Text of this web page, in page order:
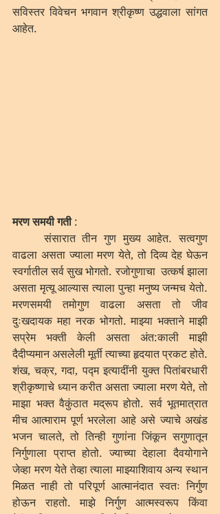
सविस्तर विवेचन भगवान श्रीकृष्ण उद्धवाला सांगत
आहेत.
मरण समयी गती :
	संसारात तीन गुण मुख्य आहेत. सत्वगुण
वाढला असता ज्याला मरण येते, तो दिव्य देह घेऊन
स्वर्गातील सर्व सुख भोगतो. रजोगुणाचा  उत्कर्ष झाला
असता मृत्यू आल्यास त्याला पुन्हा मनुष्य जन्मच येतो.
मरणसमयी तमोगुण वाढला असता तो जीव
दुःखदायक महा नरक भोगतो. माझ्या भक्ताने माझी
सप्रेम भक्ती केली असता अंत:काली माझी
दैदीप्यमान असलेली मूर्ती त्याच्या हृदयात प्रकट होते.
शंख, चक्र, गदा, पद्म इत्यादींनी युक्त पितांबरधारी
श्रीकृष्णाचे ध्यान करीत असता ज्याला मरण येते, तो
माझा भक्त वैकुंठात मद्रूप होतो. सर्व भूतमात्रात
मीच आत्माराम पूर्ण भरलेला आहे असे ज्याचे अखंड
भजन चालते, तो तिन्ही गुणांना जिंकून सगुणातून
निर्गुणाला प्राप्त होतो. ज्याच्या देहाला दैवयोगाने
जेव्हा मरण येते तेव्हा त्याला माझ्याशिवाय अन्य स्थान
मिळत नाही तो परिपूर्ण आत्मानंदात स्वतः निर्गुण
होऊन राहतो. माझे निर्गुण आत्मस्वरूप किंवा